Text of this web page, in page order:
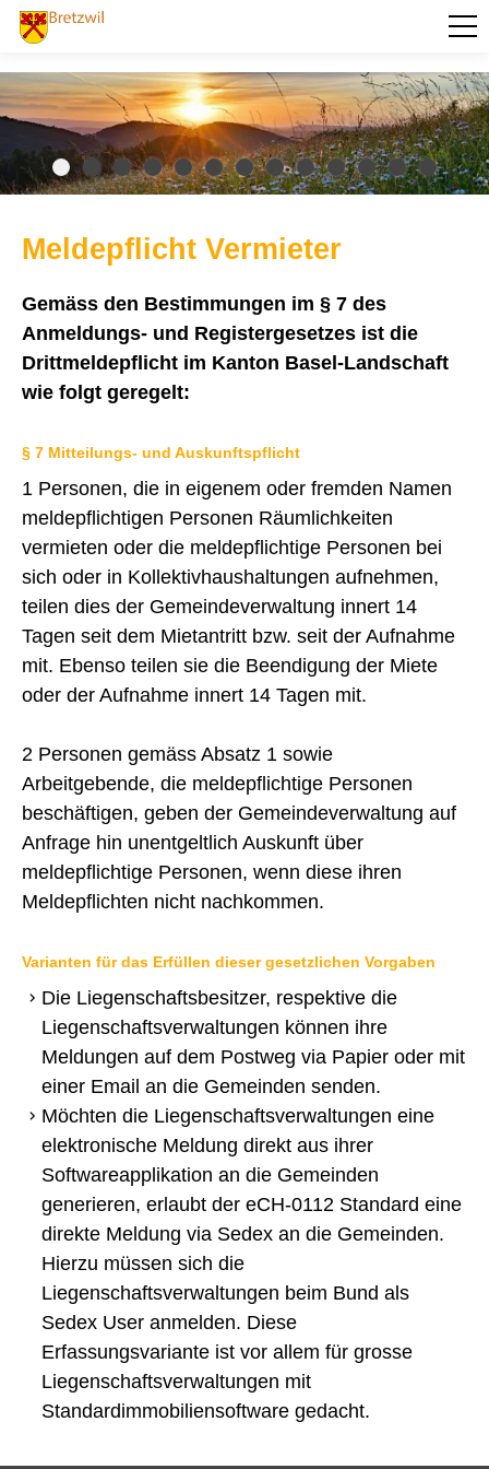
PORTRÄT
AKTUELLES
VERWALTUNG
Behörden und Kommissionen
Betreibungsamt
Eigentümerabfrage Grundstücke
Ehrenbürger der Gemeinde Bretzwil
Einwohnerkontrolle Bretzwil
eUmzugCH
Schweizer Pass
Meldepflicht Vermieter
Friedensrichteramt
Gemeindepräsidenten ab dem Jahr 1833
Gemeindeversammlung
Mitarbeiter Gemeinde Bretzwil
Notariat Basel-Landschaft
ÖREB-Kataster
Photovoltaikanlage
Reglemente und Verordnungen
Sömmerungsbetrieb Stierenberg
Strafregisterauszug
Unentgeltliche Rechtsauskunft
Zivilstandsamt
BILDUNG
KULTUR UND FREIZEIT
SOZIALES / GESUNDHEIT
VERKEHR
ENTSORGUNG UND UMWELT
FINANZEN
IMMOBILIENANGEBOTE
GEWERBE
STICHWORTVERZEICHNIS
GÄSTEBUCH
Meldepflicht Vermieter
Gemäss den Bestimmungen im § 7 des
Anmeldungs- und Registergesetzes ist die
Drittmeldepflicht im Kanton Basel-Landschaft
wie folgt geregelt:
§ 7 Mitteilungs- und Auskunftspflicht
1 Personen, die in eigenem oder fremden Namen
meldepflichtigen Personen Räumlichkeiten
vermieten oder die meldepflichtige Personen bei
sich oder in Kollektivhaushaltungen aufnehmen,
teilen dies der Gemeindeverwaltung innert 14
Tagen seit dem Mietantritt bzw. seit der Aufnahme
mit. Ebenso teilen sie die Beendigung der Miete
oder der Aufnahme innert 14 Tagen mit.
2 Personen gemäss Absatz 1 sowie
Arbeitgebende, die meldepflichtige Personen
beschäftigen, geben der Gemeindeverwaltung auf
Anfrage hin unentgeltlich Auskunft über
meldepflichtige Personen, wenn diese ihren
Meldepflichten nicht nachkommen.
Varianten für das Erfüllen dieser gesetzlichen Vorgaben
Die Liegenschaftsbesitzer, respektive die
Liegenschaftsverwaltungen können ihre
Meldungen auf dem Postweg via Papier oder mit
einer Email an die Gemeinden senden.
Möchten die Liegenschaftsverwaltungen eine
elektronische Meldung direkt aus ihrer
Softwareapplikation an die Gemeinden
generieren, erlaubt der eCH-0112 Standard eine
direkte Meldung via Sedex an die Gemeinden.
Hierzu müssen sich die
Liegenschaftsverwaltungen beim Bund als
Sedex User anmelden. Diese
Erfassungsvariante ist vor allem für grosse
Liegenschaftsverwaltungen mit
Standardimmobiliensoftware gedacht.